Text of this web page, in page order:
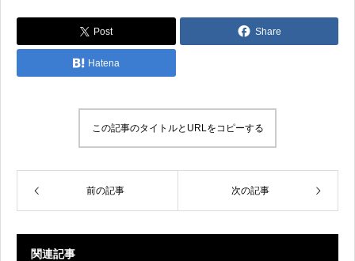
Post Share
Hatena
この記事のタイトルとURLをコピーする
前の記事 次の記事
関連記事